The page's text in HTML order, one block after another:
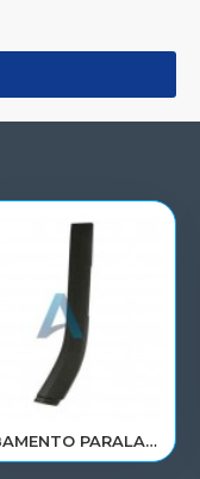
ACABAMENTO PARALAMA CABINE SCANIA NTG P/G/R/S LD PARTE TRAS 2297996